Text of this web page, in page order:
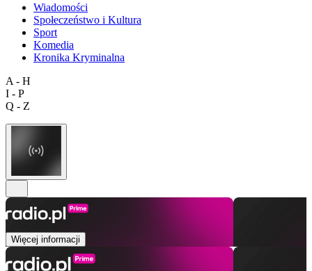
Wiadomości
Społeczeństwo i Kultura
Sport
Komedia
Kronika Kryminalna
A - H
I - P
Q - Z
Więcej informacji